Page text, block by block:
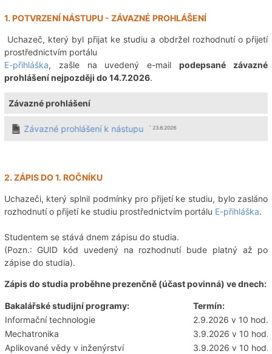
1. POTVRZENÍ NÁSTUPU - ZÁVAZNÉ PROHLÁŠENÍ
Uchazeč, který byl přijat ke studiu a obdržel rozhodnutí o přijetí
prostřednictvím portálu
E-přihláška, zašle na uvedený e-mailpodepsané závazné
prohlášení nejpozději do 14.7.2026.
Závazné prohlášení
Závazné prohlášení k nástupu ˆ 23.6.2026
2. ZÁPIS DO 1. ROČNÍKU
Uchazeči, který splnil podmínky pro přijetí ke studiu, bylo zasláno
rozhodnutí o přijetí ke studiu prostřednictvím portálu E-přihláška.
Studentem se stává dnem zápisu do studia.
(Pozn.: GUID kód uvedený na rozhodnutí bude platný až po
zápise do studia).
Zápis do studia proběhne prezenčně (účast povinná) ve dnech:
Bakalářské studijní programy:
Termín:
Informační technologie
2.9.2026 v 10 hod.
Mechatronika
3.9.2026 v 10 hod.
Aplikované vědy v inženýrství
3.9.2026 v 10 hod.